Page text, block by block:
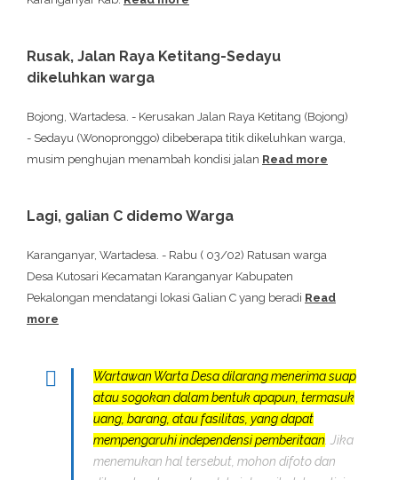
Rusak, Jalan Raya Ketitang-Sedayu
dikeluhkan warga
Bojong, Wartadesa. - Kerusakan Jalan Raya Ketitang (Bojong)
- Sedayu (Wonopronggo) dibeberapa titik dikeluhkan warga,
musim penghujan menambah kondisi jalan Read more
Lagi, galian C didemo Warga
Karanganyar, Wartadesa. - Rabu ( 03/02) Ratusan warga
Desa Kutosari Kecamatan Karanganyar Kabupaten
Pekalongan mendatangi lokasi Galian C yang beradi Read
more
Wartawan Warta Desa dilarang menerima suap
atau sogokan dalam bentuk apapun, termasuk
uang, barang, atau fasilitas, yang dapat
mempengaruhi independensi pemberitaan . Jika
menemukan hal tersebut, mohon difoto dan